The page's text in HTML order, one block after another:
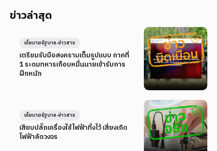
ข่าวล่าสุด
เตรียมรับมือสงครามเต็มรูปแบบ ภาคที่
1 ระดมทหารเกือบหมื่นนายเข้ารับการ
ฝึกหนัก
นโยบายรัฐบาล-ข่าวสาร
เสียบปลั๊กเครื่องใช้ไฟฟ้าทิ้งไว้ เสี่ยงเกิด
ไฟฟ้าลัดวงจร
นโยบายรัฐบาล-ข่าวสาร